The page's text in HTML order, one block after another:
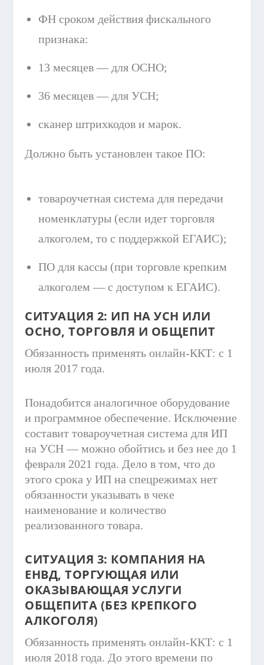
ФН сроком действия фискального
признака:
13 месяцев — для ОСНО;
36 месяцев — для УСН;
сканер штрихкодов и марок.
Должно быть установлен такое ПО:
товароучетная система для передачи
номенклатуры (если идет торговля
алкоголем, то с поддержкой ЕГАИС);
ПО для кассы (при торговле крепким
алкоголем — с доступом к ЕГАИС).
СИТУАЦИЯ 2: ИП НА УСН ИЛИ
ОСНО, ТОРГОВЛЯ И ОБЩЕПИТ
Обязанность применять онлайн-ККТ: с 1
июля 2017 года.
Понадобится аналогичное оборудование
и программное обеспечение. Исключение
составит товароучетная система для ИП
на УСН — можно обойтись и без нее до 1
февраля 2021 года. Дело в том, что до
этого срока у ИП на спецрежимах нет
обязанности указывать в чеке
наименование и количество
реализованного товара.
СИТУАЦИЯ 3: КОМПАНИЯ НА
ЕНВД, ТОРГУЮЩАЯ ИЛИ
ОКАЗЫВАЮЩАЯ УСЛУГИ
ОБЩЕПИТА (БЕЗ КРЕПКОГО
АЛКОГОЛЯ)
Обязанность применять онлайн-ККТ: с 1
июля 2018 года. До этого времени по